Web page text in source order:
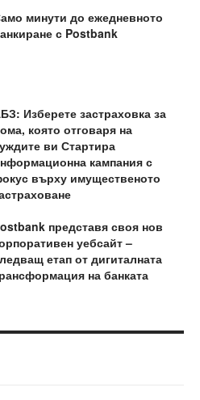
минути до ежедневното
с Postbank
Изберете застраховка за
която отговаря на
ви Стартира
кампания с
върху имущественото
представя своя нов
уебсайт –
етап от дигиталната
на банката